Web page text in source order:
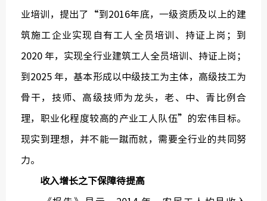
业培训，提出了“到2016年底，一级资质及以上的建
筑施工企业实现自有工人全员培训、持证上岗；到
2020 年，实现全行业建筑工人全员培训、持证上岗；
到2025 年，基本形成以中级技工为主体，高级技工为
骨干，技师、高级技师为龙头，老、中、青比例合
理，职业化程度较高的产业工人队伍”的宏伟目标。
现实到理想，并不能一蹴而就，需要全行业的共同努
力。
收入增长之下保障待提高